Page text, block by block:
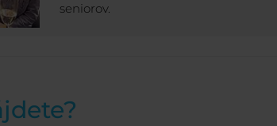
seniorov.